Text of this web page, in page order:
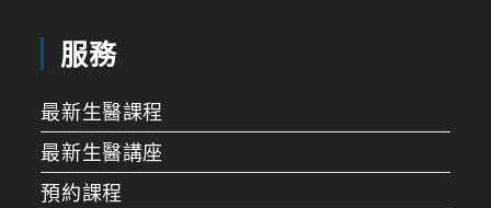
服務
最新生醫課程
最新生醫講座
預約課程